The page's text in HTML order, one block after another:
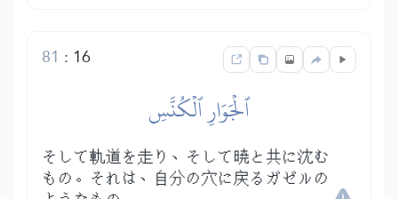
16
:
81
ٱلۡجَوَارِ ٱلۡكُنَّسِ
そして軌道を走り、そして暁と共に沈む
もの。それは、自分の穴に戻るガゼルの